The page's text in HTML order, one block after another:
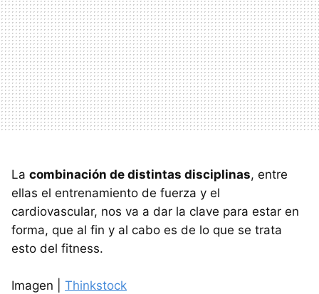
La combinación de distintas disciplinas, entre
ellas el entrenamiento de fuerza y el
cardiovascular, nos va a dar la clave para estar en
forma, que al fin y al cabo es de lo que se trata
esto del fitness.
Imagen | Thinkstock